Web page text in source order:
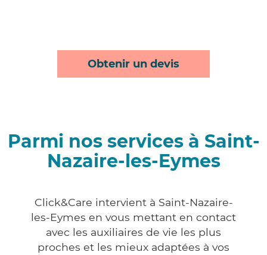
Obtenir un devis
Parmi nos services à Saint-
Nazaire-les-Eymes
Click&Care intervient à Saint-Nazaire-
les-Eymes en vous mettant en contact
avec les auxiliaires de vie les plus
proches et les mieux adaptées à vos